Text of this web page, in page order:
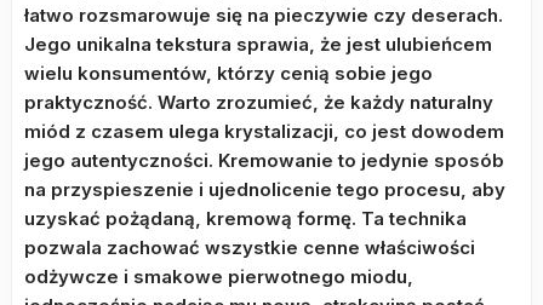
łatwo rozsmarowuje się na pieczywie czy deserach.
Jego unikalna tekstura sprawia, że jest ulubieńcem
wielu konsumentów, którzy cenią sobie jego
praktyczność. Warto zrozumieć, że każdy naturalny
miód z czasem ulega krystalizacji, co jest dowodem
jego autentyczności. Kremowanie to jedynie sposób
na przyspieszenie i ujednolicenie tego procesu, aby
uzyskać pożądaną, kremową formę. Ta technika
pozwala zachować wszystkie cenne właściwości
odżywcze i smakowe pierwotnego miodu,